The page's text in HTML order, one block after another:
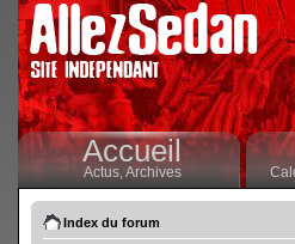
Accueil
Actus,Archives
Index du forum